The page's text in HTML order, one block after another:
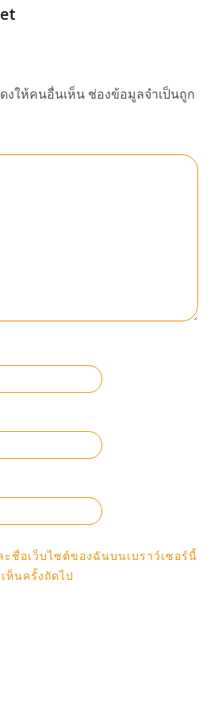
งให้คนอื่นเห็น ช่องข้อมูลจำเป็นถูก
ชื่อเว็บไซต์ของฉันบนเบราว์เซอร์นี้
ห็นครั้งถัดไป